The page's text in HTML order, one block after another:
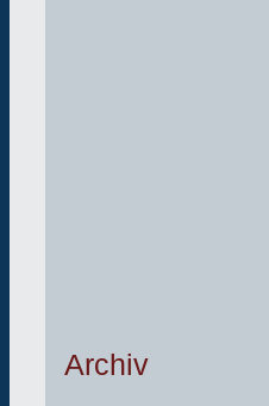
Archiv